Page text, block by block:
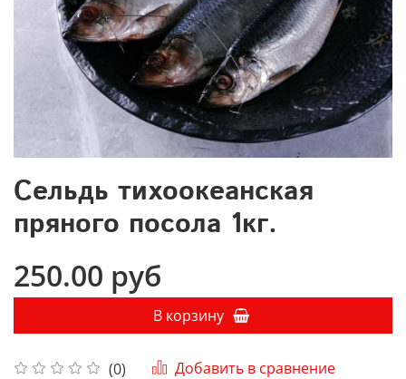
Сельдь тихоокеанская
пряного посола 1кг.
(0) Добавить в сравнение
250.00 руб
В корзину